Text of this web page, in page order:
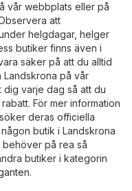
vår webbplats eller på
att
helgdagar, helger
butiker finns även i
säker på att du alltid
Landskrona på vår
dig varje dag så att du
För mer information
deras officiella
någon butik i Landskrona
på rea så
butiker i kategorin
.